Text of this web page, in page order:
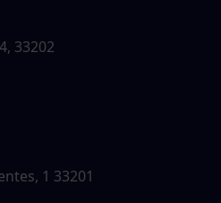
33202
1 33201